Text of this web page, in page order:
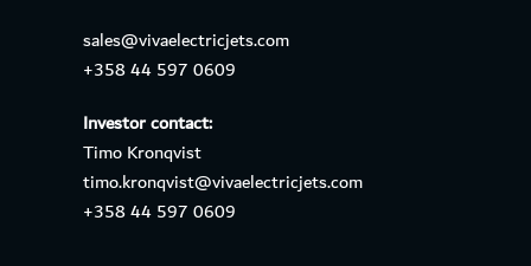
sales@vivaelectricjets.com
+358 44 597 0609
Investor contact:
Timo Kronqvist
timo.kronqvist@vivaelectricjets.com
+358 44 597 0609